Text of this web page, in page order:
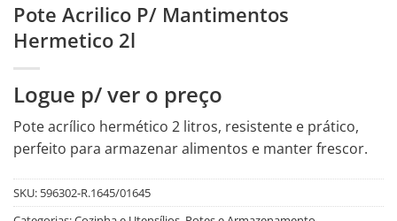
Pote Acrilico P/ Mantimentos
Hermetico 2l
Logue p/ ver o preço
Pote acrílico hermético 2 litros, resistente e prático,
perfeito para armazenar alimentos e manter frescor.
SKU: 596302-R.1645/01645